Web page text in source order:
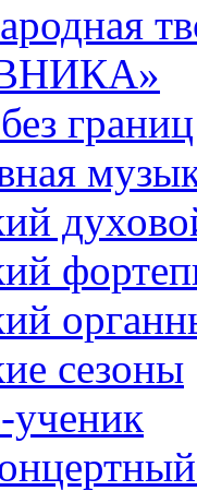
границ
сезоны
ученик